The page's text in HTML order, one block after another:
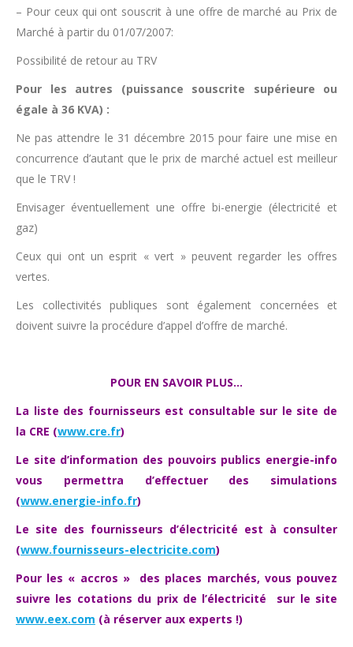
– Pour ceux qui ont souscrit à une offre de marché au Prix de
Marché à partir du 01/07/2007:
Possibilité de retour au TRV
Pour les autres (puissance souscrite supérieure ou
égale à 36 KVA) :
Ne pas attendre le 31 décembre 2015 pour faire une mise en
concurrence d’autant que le prix de marché actuel est meilleur
que le TRV !
Envisager éventuellement une offre bi-energie (électricité et
gaz)
Ceux qui ont un esprit « vert » peuvent regarder les offres
vertes.
Les collectivités publiques sont également concernées et
doivent suivre la procédure d’appel d’offre de marché.
POUR EN SAVOIR PLUS…
La liste des fournisseurs est consultable sur le site de
la CRE (www.cre.fr)
Le site d’information des pouvoirs publics energie-info
vous permettra d’effectuer des simulations
(www.energie-info.fr)
Le site des fournisseurs d’électricité est à consulter
(www.fournisseurs-electricite.com)
Pour les « accros » des places marchés, vous pouvez
suivre les cotations du prix de l’électricité sur le site
www.eex.com (à réserver aux experts !)